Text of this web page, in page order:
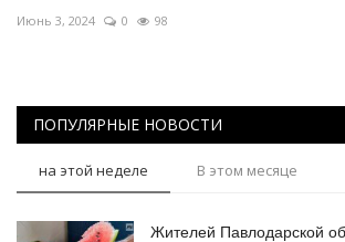
Июнь 3, 2024 0 98
ПОПУЛЯРНЫЕ НОВОСТИ
на этой неделе В этом месяце
Жителей Павлодарской